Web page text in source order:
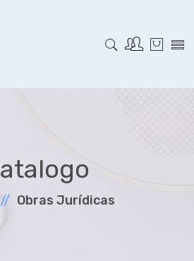
Obras Jurí­dicas